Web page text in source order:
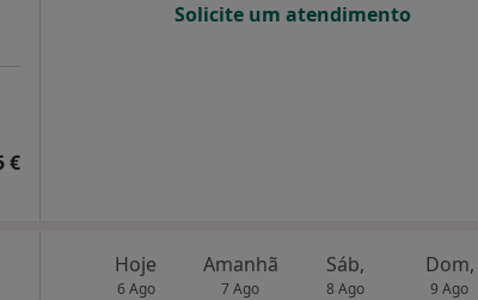
€
Solicite um atendimento
Hoje
6 Ago
Amanhã
7 Ago
Sáb,
8 Ago
Dom,
9 Ago